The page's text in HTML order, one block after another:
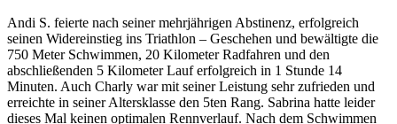
Andi S. feierte nach seiner mehrjährigen Abstinenz, erfolgreich
seinen Widereinstieg ins Triathlon – Geschehen und bewältigte die
750 Meter Schwimmen, 20 Kilometer Radfahren und den
abschließenden 5 Kilometer Lauf erfolgreich in 1 Stunde 14
Minuten. Auch Charly war mit seiner Leistung sehr zufrieden und
erreichte in seiner Altersklasse den 5ten Rang. Sabrina hatte leider
dieses Mal keinen optimalen Rennverlauf. Nach dem Schwimmen